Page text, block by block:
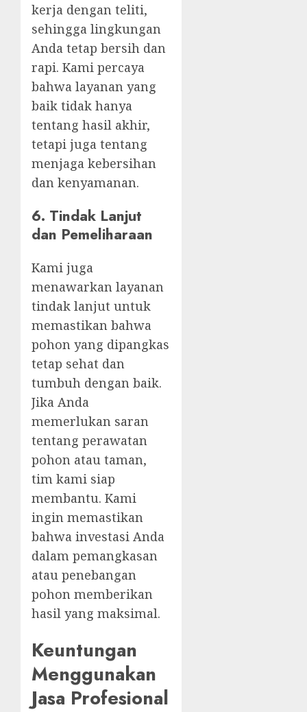
kerja dengan teliti,
sehingga lingkungan
Anda tetap bersih dan
rapi. Kami percaya
bahwa layanan yang
baik tidak hanya
tentang hasil akhir,
tetapi juga tentang
menjaga kebersihan
dan kenyamanan.
6. Tindak Lanjut
dan Pemeliharaan
Kami juga
menawarkan layanan
tindak lanjut untuk
memastikan bahwa
pohon yang dipangkas
tetap sehat dan
tumbuh dengan baik.
Jika Anda
memerlukan saran
tentang perawatan
pohon atau taman,
tim kami siap
membantu. Kami
ingin memastikan
bahwa investasi Anda
dalam pemangkasan
atau penebangan
pohon memberikan
hasil yang maksimal.
Keuntungan
Menggunakan
Jasa Profesional